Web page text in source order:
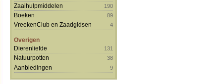
Zaaihulpmiddelen 190
Boeken 89
VreekenClub en Zaadgidsen 4
Overigen
Dierenliefde
131
Natuurpotten 38
Aanbiedingen 9